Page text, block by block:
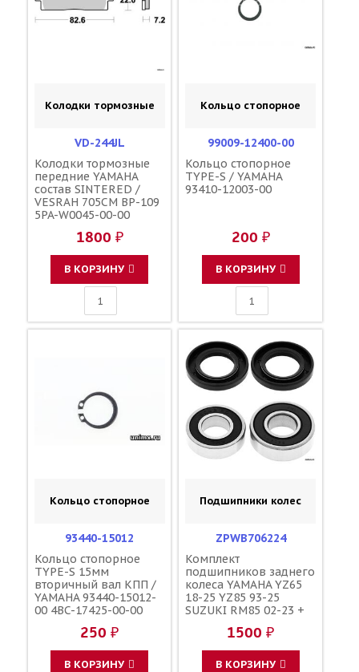
Колодки тормозные
VD-244JL
Колодки тормозные
передние YAMAHA
состав SINTERED /
VESRAH 705CM BP-109
5PA-W0045-00-00
1800 ₽
В КОРЗИНУ
Кольцо стопорное
99009-12400-00
Кольцо стопорное
TYPE-S / YAMAHA
93410-12003-00
200 ₽
В КОРЗИНУ
Кольцо стопорное
93440-15012
Кольцо стопорное
TYPE-S 15мм
вторичный вал КПП /
YAMAHA 93440-15012-
00 4BC-17425-00-00
250 ₽
В КОРЗИНУ
Подшипники колес
ZPWB706224
Комплект
подшипников заднего
колеса YAMAHA YZ65
18-25 YZ85 93-25
SUZUKI RM85 02-23 +
PARTS 25-1168 93306-
00201-00 93306-20203-
00 93102-20009-00
1500 ₽
В КОРЗИНУ